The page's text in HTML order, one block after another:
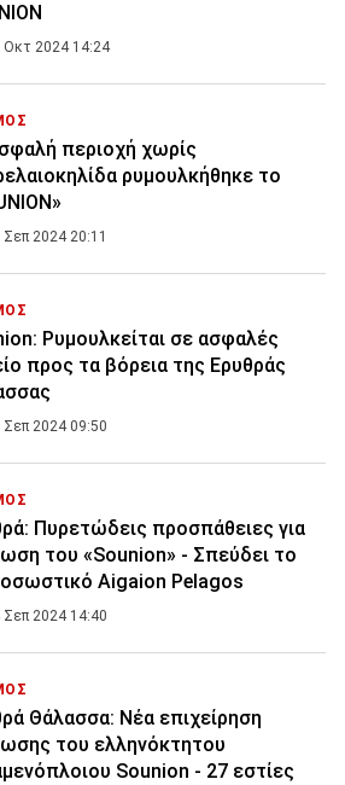
Οκτ 2024 14:24
περιοχή χωρίς
ρυμουλκήθηκε το
Σεπ 2024 20:11
Ρυμουλκείται σε ασφαλές
προς τα βόρεια της Ερυθράς
Σεπ 2024 09:50
Πυρετώδεις προσπάθειες για
του «Sounion» - Σπεύδει το
Aigaion Pelagos
Σεπ 2024 14:40
Θάλασσα: Νέα επιχείρηση
του ελληνόκτητου
Sounion - 27 εστίες